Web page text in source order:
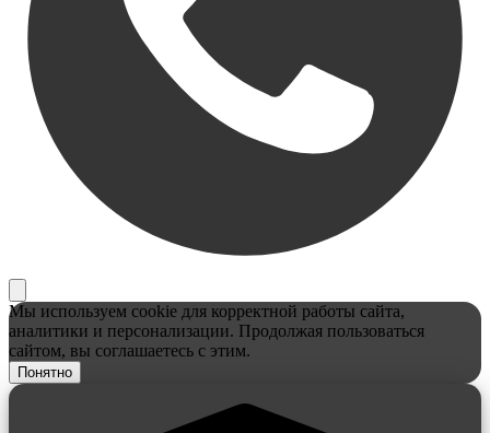
Мы используем cookie для корректной работы сайта,
аналитики и персонализации. Продолжая пользоваться
сайтом, вы соглашаетесь с этим.
Понятно